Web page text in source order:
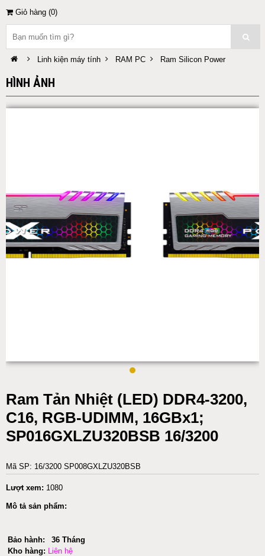
Giỏ hàng (0)
Linh kiện máy tính RAM PC Ram Silicon Power
HÌNH ẢNH
Ram Tản Nhiệt (LED) DDR4-3200,
C16, RGB-UDIMM, 16GBx1;
SP016GXLZU320BSB 16/3200
Mã SP: 16/3200 SP008GXLZU320BSB
Lượt xem: 1080
Mô tả sản phẩm:
Bảo hành:
36 Tháng
Kho hàng:
Liên hệ